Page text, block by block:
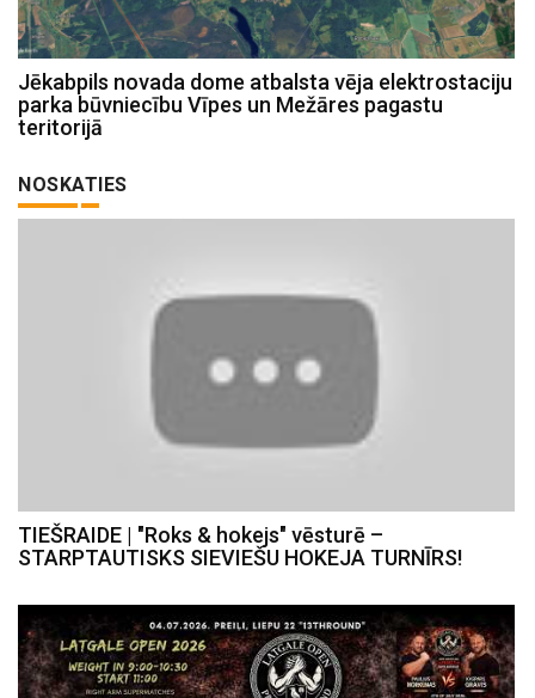
Jēkabpils novada dome atbalsta vēja elektrostaciju
parka būvniecību Vīpes un Mežāres pagastu
teritorijā
NOSKATIES
TIEŠRAIDE | "Roks & hokejs" vēsturē –
STARPTAUTISKS SIEVIEŠU HOKEJA TURNĪRS!